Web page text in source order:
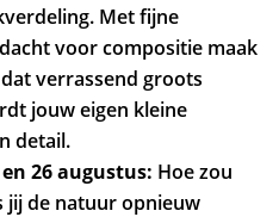
Met fijne
voor compositie maak
verrassend groots
jouw eigen kleine
detail.
26 augustus: Hoe zou
jij de natuur opnieuw